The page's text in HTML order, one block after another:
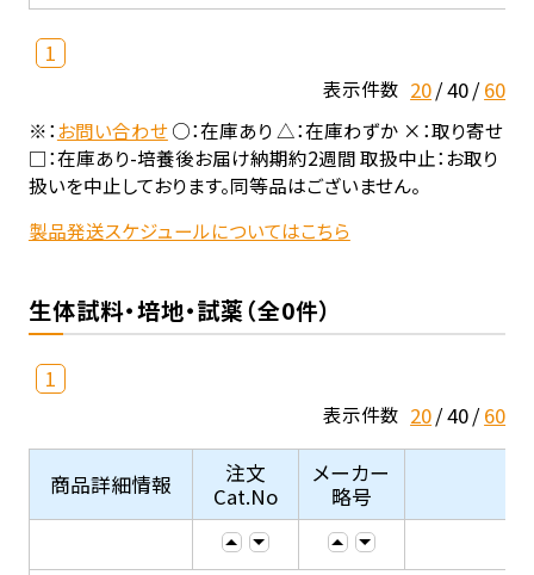
1
表示件数 20 40 60
※：お問い合わせ○：在庫あり △：在庫わずか ×：取り寄せ
□：在庫あり-培養後お届け納期約2週間 取扱中止：お取り
扱いを中止しております。同等品はございません。
製品発送スケジュールについてはこちら
生体試料・培地・試薬（全0件）
1
表示件数 20 40 60
商品詳細情報
注文
Cat.No
メーカー
略号